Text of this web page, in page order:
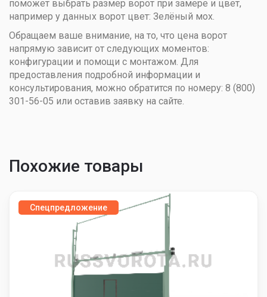
поможет выбрать размер ворот при замере и цвет,
например у данных ворот цвет: Зелёный мох.
Обращаем ваше внимание, на то, что цена ворот
напрямую зависит от следующих моментов:
конфигурации и помощи с монтажом. Для
предоставления подробной информации и
консультирования, можно обратится по номеру: 8 (800)
301-56-05 или оставив заявку на сайте.
Похожие товары
Спецпредложение